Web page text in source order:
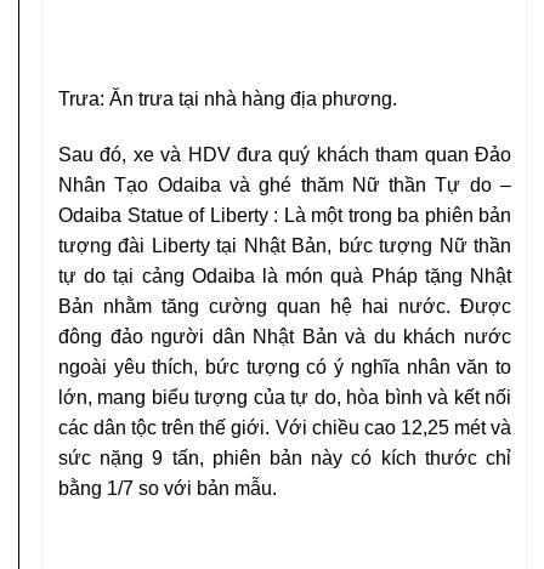
Trưa: Ăn trưa tại nhà hàng địa phương.
Sau đó, xe và HDV đưa quý khách tham quan Đảo
Nhân Tạo Odaiba và ghé thăm Nữ thần Tự do –
Odaiba Statue of Liberty : Là một trong ba phiên bản
tượng đài Liberty tại Nhật Bản, bức tượng Nữ thần
tự do tại cảng Odaiba là món quà Pháp tặng Nhật
Bản nhằm tăng cường quan hệ hai nước. Được
đông đảo người dân Nhật Bản và du khách nước
ngoài yêu thích, bức tượng có ý nghĩa nhân văn to
lớn, mang biểu tượng của tự do, hòa bình và kết nối
các dân tộc trên thế giới. Với chiều cao 12,25 mét và
sức nặng 9 tấn, phiên bản này có kích thước chỉ
bằng 1/7 so với bản mẫu.